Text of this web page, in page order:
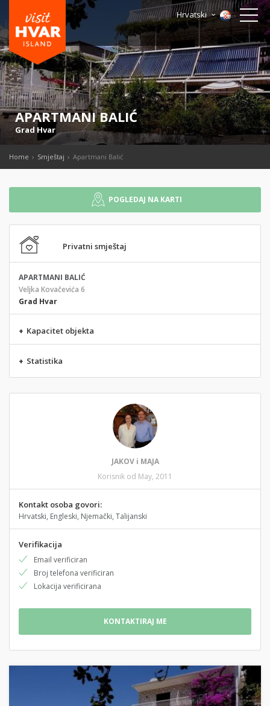
Hrvatski
APARTMANI BALIĆ
Grad Hvar
Home Smještaj Apartmani Balić
POGLEDAJ NA KARTI
Privatni smještaj
APARTMANI BALIĆ
Veljka Kovačevića 6
Grad Hvar
+ Kapacitet objekta
+ Statistika
JAKOV i MAJA
Korisnik od May, 2011
Kontakt osoba govori:
Hrvatski, Engleski, Njemački, Talijanski
Verifikacija
Email verificiran
Broj telefona verificiran
Lokacija verificirana
KONTAKTIRAJ ME